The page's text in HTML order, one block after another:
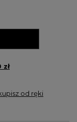
zł
od ręki